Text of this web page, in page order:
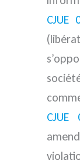
CJUE
CJUE